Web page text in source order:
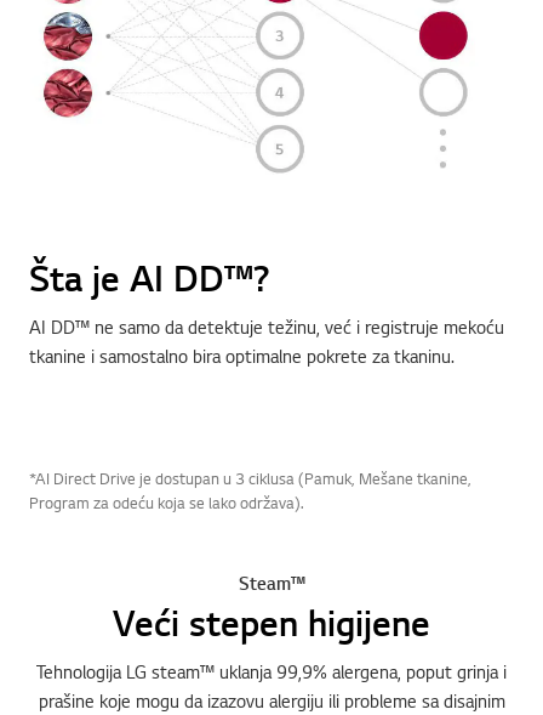
Šta je AI DD™?
AI DD™ ne samo da detektuje težinu, već i registruje mekoću
tkanine i samostalno bira optimalne pokrete za tkaninu.
*AI Direct Drive je dostupan u 3 ciklusa (Pamuk, Mešane tkanine,
Program za odeću koja se lako održava).
Steam™
Veći stepen higijene
Tehnologija LG steam™ uklanja 99,9% alergena, poput grinja i
prašine koje mogu da izazovu alergiju ili probleme sa disajnim